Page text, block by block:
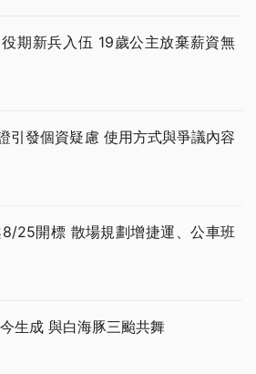
期新兵入伍 19歲公主放棄薪資無
引發個資疑慮 使用方式與爭議內容
25開標 散場規劃增捷運、公車班
生成 與白海豚三颱共舞